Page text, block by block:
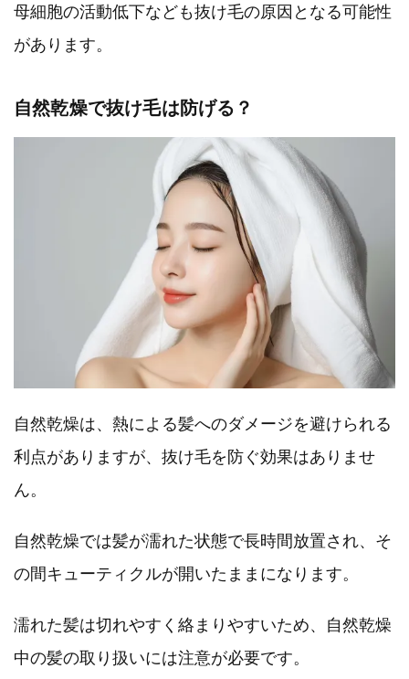
母細胞の活動低下なども抜け毛の原因となる可能性
があります。
自然乾燥で抜け毛は防げる？
自然乾燥は、熱による髪へのダメージを避けられる
利点がありますが、抜け毛を防ぐ効果はありませ
ん。
自然乾燥では髪が濡れた状態で長時間放置され、そ
の間キューティクルが開いたままになります。
濡れた髪は切れやすく絡まりやすいため、自然乾燥
中の髪の取り扱いには注意が必要です。